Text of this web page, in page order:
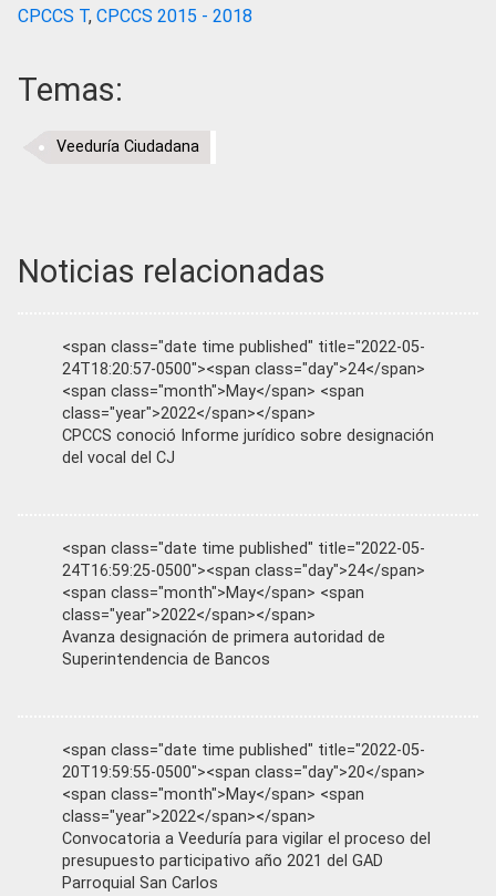
CPCCS T, CPCCS 2015 - 2018
Temas:
Veeduría Ciudadana
Noticias relacionadas
<span class="date time published" title="2022-05-
24T18:20:57-0500"><span class="day">24</span>
<span class="month">May</span> <span
class="year">2022</span></span>
CPCCS conoció Informe jurídico sobre designación
del vocal del CJ
<span class="date time published" title="2022-05-
24T16:59:25-0500"><span class="day">24</span>
<span class="month">May</span> <span
class="year">2022</span></span>
Avanza designación de primera autoridad de
Superintendencia de Bancos
<span class="date time published" title="2022-05-
20T19:59:55-0500"><span class="day">20</span>
<span class="month">May</span> <span
class="year">2022</span></span>
Convocatoria a Veeduría para vigilar el proceso del
presupuesto participativo año 2021 del GAD
Parroquial San Carlos